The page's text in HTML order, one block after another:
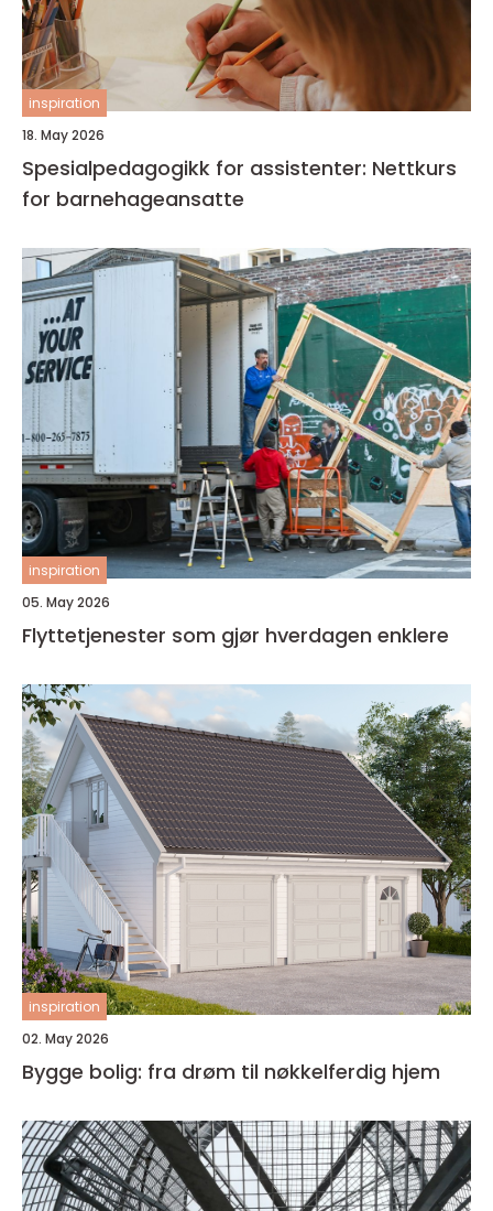
inspiration
18. May 2026
Spesialpedagogikk for assistenter: Nettkurs
for barnehageansatte
inspiration
05. May 2026
Flyttetjenester som gjør hverdagen enklere
inspiration
02. May 2026
Bygge bolig: fra drøm til nøkkelferdig hjem